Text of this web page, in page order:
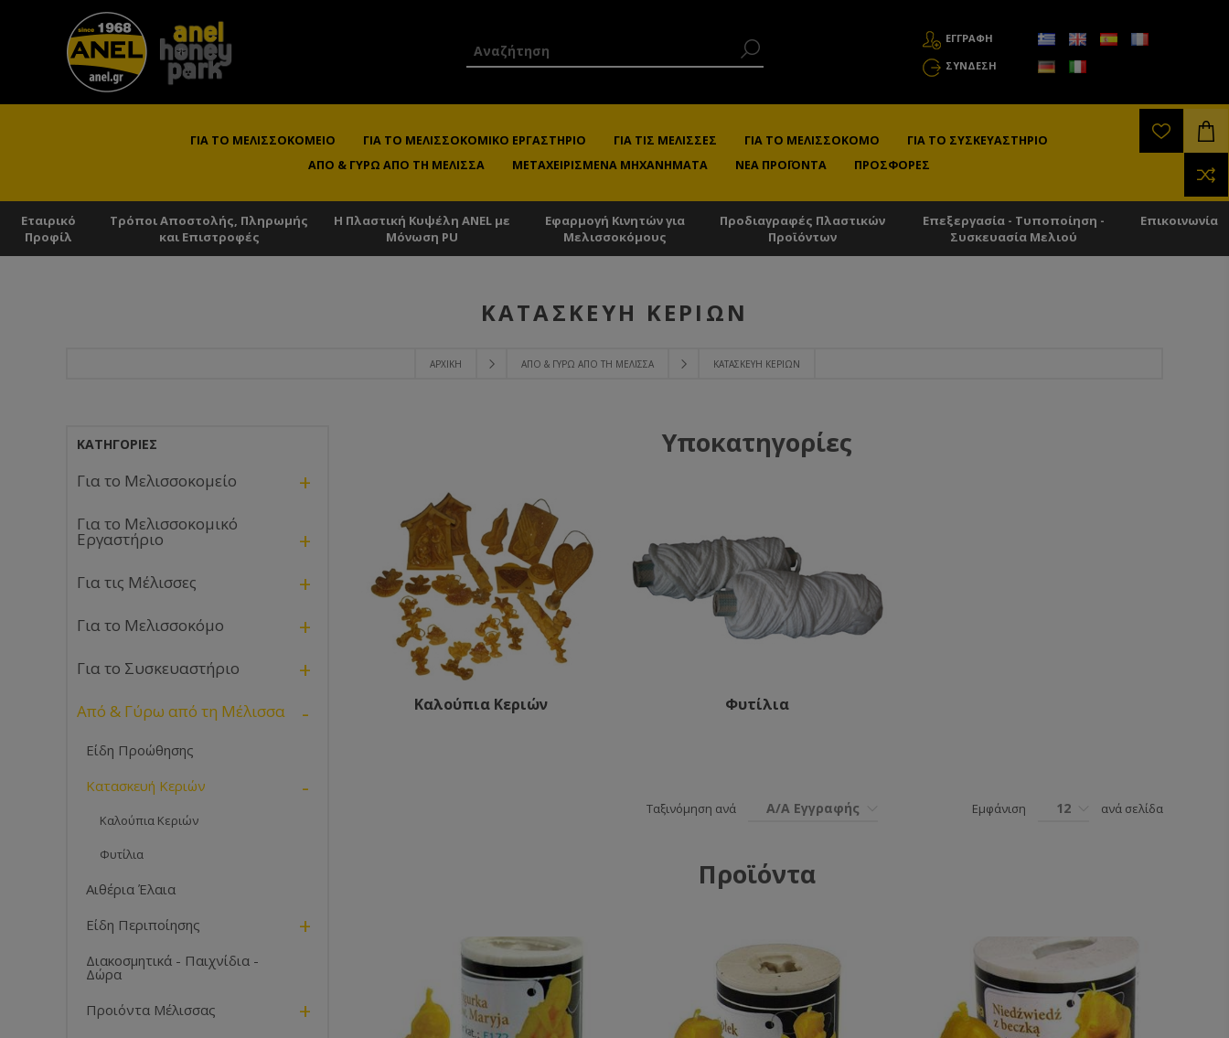
ΕΓΓΡΑΦΗ
ΣΎΝΔΕΣΗ
ΓΙΑ ΤΟ ΜΕΛΙΣΣΟΚΟΜΕΊΟ ΓΙΑ ΤΟ ΜΕΛΙΣΣΟΚΟΜΙΚΌ ΕΡΓΑΣΤΉΡΙΟ ΓΙΑ ΤΙΣ ΜΈΛΙΣΣΕΣ ΓΙΑ ΤΟ ΜΕΛΙΣΣΟΚΌΜΟ
ΓΙΑ ΤΟ ΣΥΣΚΕΥΑΣΤΉΡΙΟ
ΑΠΌ & ΓΎΡΩ ΑΠΌ ΤΗ ΜΈΛΙΣΣΑ
ΜΕΤΑΧΕΙΡΙΣΜΈΝΑ ΜΗΧΑΝΉΜΑΤΑ ΝΈΑ ΠΡΟΪΌΝΤΑ ΠΡΟΣΦΟΡΈΣ
Εταιρικό
Προφίλ
Τρόποι Αποστολής, Πληρωμής
και Επιστροφές
Η Πλαστική Κυψέλη ANEL με
Μόνωση PU
Εφαρμογή Κινητών για
Μελισσοκόμους
Προδιαγραφές Πλαστικών
Προϊόντων
Επεξεργασία - Τυποποίηση -
Συσκευασία Μελιού
Επικοινωνία
ΑΡΧΙΚΉ ΑΠΌ & ΓΎΡΩ ΑΠΌ ΤΗ ΜΈΛΙΣΣΑ ΚΑΤΑΣΚΕΥΉ ΚΕΡΙΏΝ
ΚΑΤΑΣΚΕΥΉ ΚΕΡΙΏΝ
Υποκατηγορίες
Καλούπια Κεριών Φυτίλια
Ταξινόμηση ανά Α/Α Εγγραφής Εμφάνιση 12 ανά σελίδα
Προϊόντα
ΚΑΤΗΓΟΡΊΕΣ
Για το Μελισσοκομείο +
Για το Μελισσοκομικό
Εργαστήριο +
Για τις Μέλισσες +
Για το Μελισσοκόμο +
Για το Συσκευαστήριο +
Από & Γύρω από τη Μέλισσα -
Είδη Προώθησης
Κατασκευή Κεριών
-
Καλούπια Κεριών
Φυτίλια
Αιθέρια Έλαια
Είδη Περιποίησης
+
Διακοσμητικά - Παιχνίδια -
Δώρα
Προιόντα Μέλισσας
+